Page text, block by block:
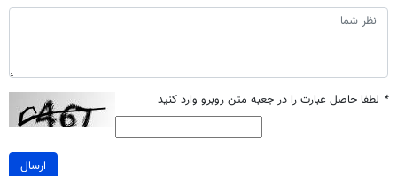
* لطفا حاصل عبارت را در جعبه متن روبرو وارد کنید
ارسال